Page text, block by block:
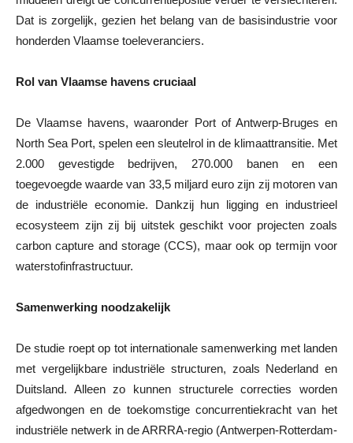
Dat is zorgelijk, gezien het belang van de basisindustrie voor
honderden Vlaamse toeleveranciers.
Rol van Vlaamse havens cruciaal
De Vlaamse havens, waaronder Port of Antwerp-Bruges en
North Sea Port, spelen een sleutelrol in de klimaattransitie. Met
2.000 gevestigde bedrijven, 270.000 banen en een
toegevoegde waarde van 33,5 miljard euro zijn zij motoren van
de industriële economie. Dankzij hun ligging en industrieel
ecosysteem zijn zij bij uitstek geschikt voor projecten zoals
carbon capture and storage (CCS), maar ook op termijn voor
waterstofinfrastructuur.
Samenwerking noodzakelijk
De studie roept op tot internationale samenwerking met landen
met vergelijkbare industriële structuren, zoals Nederland en
Duitsland. Alleen zo kunnen structurele correcties worden
afgedwongen en de toekomstige concurrentiekracht van het
industriële netwerk in de ARRRA-regio (Antwerpen-Rotterdam-